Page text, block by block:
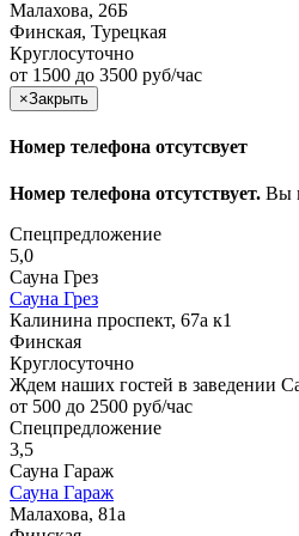
Малахова, 26Б
Финская, Турецкая
Круглосуточно
от 1500 до 3500 руб/час
×Закрыть
Номер телефона отсутсвует
Номер телефона отсутствует. Вы
Спецпредложение
5,0
Сауна Грез
Сауна Грез
Калинина проспект, 67а к1
Финская
Круглосуточно
Ждем наших гостей в заведении
от 500 до 2500 руб/час
Спецпредложение
3,5
Сауна Гараж
Сауна Гараж
Малахова, 81а